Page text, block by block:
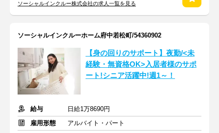
ソーシャルインクルー株式会社の求人一覧を見る
ソーシャルインクルーホーム府中若松町/54360902
【身の回りのサポート】夜勤/<未
経験・無資格OK>入居者様のサポ
ート!シニア活躍中!週1～！
給与
日給1万8690円
雇用形態
アルバイト・パート